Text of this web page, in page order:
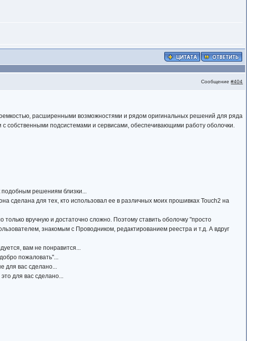
Сообщение#404
расширенными возможностями и рядом оригинальных решений для ряда
с собственными подсистемами и сервисами, обеспечивающими работу оболочки.
подобным решениям близки...
сделана для тех, кто использовал ее в различных моих прошивках Touch2 на
только вручную и достаточно сложно. Поэтому ставить оболочку "просто
знакомым с Проводником, редактированием реестра и т.д. А вдруг
вам не понравится...
пожаловать"...
для вас сделано...
для вас сделано...